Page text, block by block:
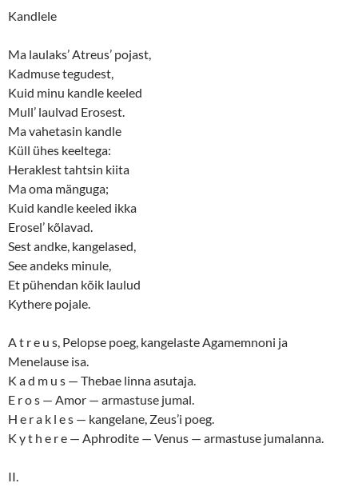
Kandlele
Ma laulaks’ Atreus’ pojast,
Kadmuse tegudest,
Kuid minu kandle keeled
Mull’ laulvad Erosest.
Ma vahetasin kandle
Küll ühes keeltega:
Heraklest tahtsin kiita
Ma oma mänguga;
Kuid kandle keeled ikka
Erosel’ kõlavad.
Sest andke, kangelased,
See andeks minule,
Et pühendan kõik laulud
Kythere pojale.
A t r e u s, Pelopse poeg, kangelaste Agamemnoni ja
Menelause isa.
K a d m u s — Thebae linna asutaja.
E r o s — Amor — armastuse jumal.
H e r a k l e s — kangelane, Zeus’i poeg.
K y t h e r e — Aphrodite — Venus — armastuse jumalanna.
II.